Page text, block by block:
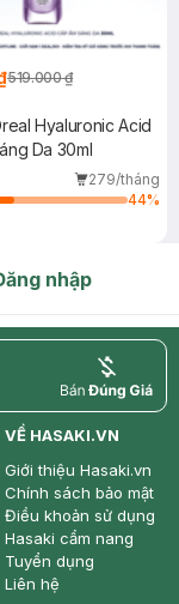
519.000 ₫
Hyaluronic Acid
Da 30ml
279/tháng
44%
nhập
price
VỀ HASAKI.VN
Giới thiệu Hasaki.vn
Chính sách bảo mật
Điều khoản sử dụng
Hasaki cẩm nang
Tuyển dụng
Liên hệ